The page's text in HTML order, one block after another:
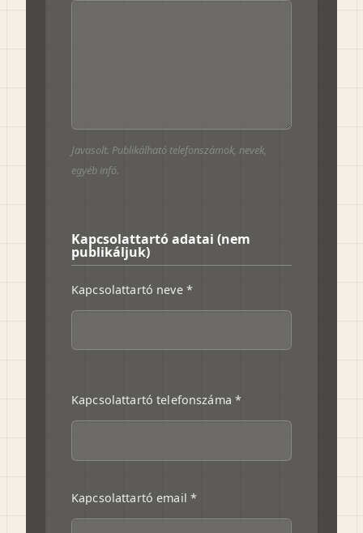
Javasolt. Publikálható telefonszámok, nevek,
egyéb infó.
Kapcsolattartó adatai (nem
publikáljuk)
Kapcsolattartó neve *
Kapcsolattartó telefonszáma *
Kapcsolattartó email *